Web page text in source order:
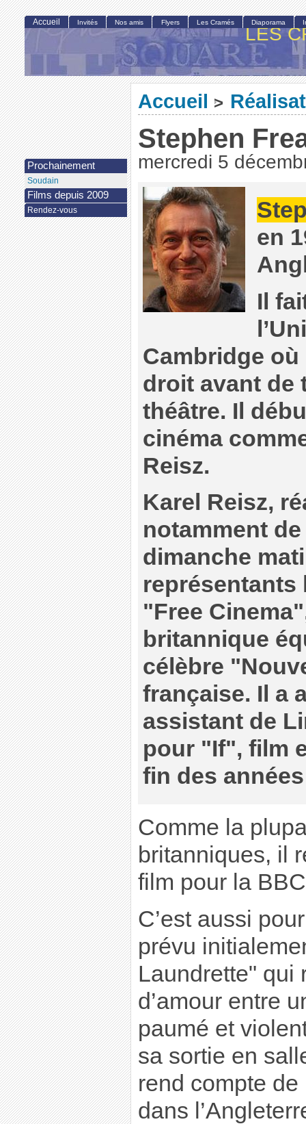
LES
Accueil >
Stephen
mercredi 5
en
Il
Cambridge
droit avant de
théâtre. Il
cinéma
Reisz.
Karel Reisz,
notamment
dimanche
représentants
"Free
britannique
célèbre
française. Il a
assistant de
pour "If", film
fin des
Comme la
britanniques, il
film pour la
C’est aussi
prévu
Laundrette" qui
d’amour entre
paumé et
sa sortie en
rend compte
dans
Accueil Invités Nos amis Flyers Les Cramés Diaporama
Prochainement
Soudain
Films depuis 2009
Rendez-vous